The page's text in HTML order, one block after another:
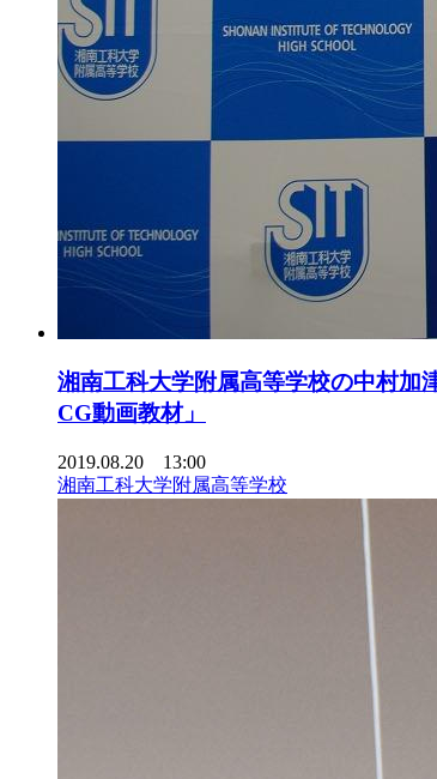
湘南工科大学附属高等学校の中村
CG動画教材」
2019.08.20 13:00
湘南工科大学附属高等学校